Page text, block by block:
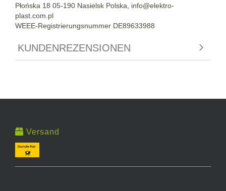
Płońska 18 05-190 Nasielsk Polska, info@elektro-
plast.com.pl
WEEE-Registrierungsnummer DE89633988
KUNDENREZENSIONEN
Versand